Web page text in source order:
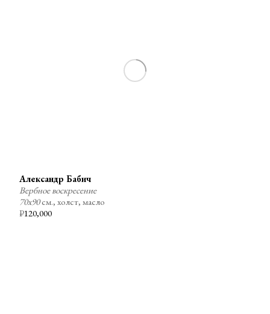
₽120,000
Александр Бабич
Вербное воскресение
70х90см., холст, масло